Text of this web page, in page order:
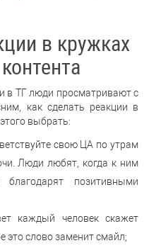
в кружках
в ТГ люди просматривают с
как сделать реакции в
выбрать:
свою ЦА по утрам
Люди любят, когда к ним
позитивными
каждый человек скажет
это слово заменит смайл;